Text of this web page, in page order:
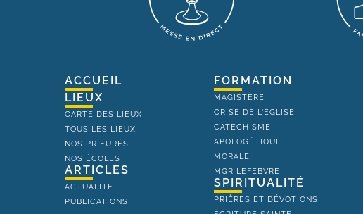
ACCUEIL
LIEUX
CARTE DES LIEUX
TOUS LES LIEUX
NOS PRIEURÉS
NOS ÉCOLES
ARTICLES
ACTUALITE
PUBLICATIONS
FORMATION
MAGISTÈRE
CRISE DE L'ÉGLISE
CATECHISME
APOLOGÉTIQUE
MORALE
MGR LEFEBVRE
SPIRITUALITÉ
PRIÈRES ET DÉVOTIONS